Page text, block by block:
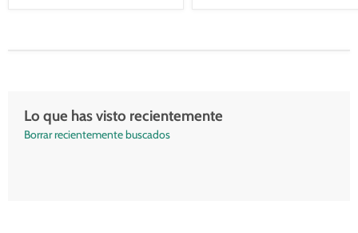
Lo que has visto recientemente
Borrar recientemente buscados